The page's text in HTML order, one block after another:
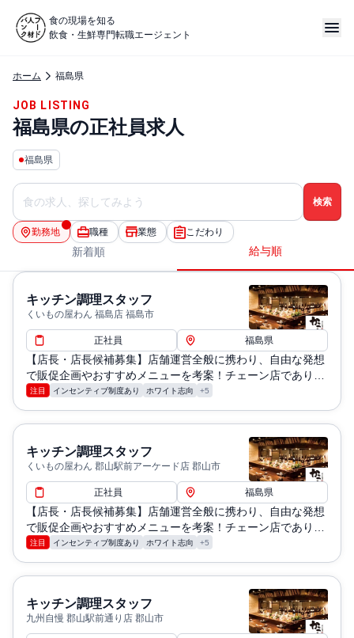
食の現場を知る
飲食・生鮮専門転職エージェント
ホーム 福島県
JOB LISTING
福島県の正社員求人
福島県
勤務地 職種 業態 こだわり
新着順 給与順
キッチン調理スタッフ
くいもの屋わん 福島店 福島市
正社員 福島県
【店長・店長候補募集】店舗運営全般に携わり、自由な発想
で販促企画やおすすめメニューを考案！チェーン店でありな
がら個性を活かせるチャンスです。
注目 インセンティブ制度あり ホワイト志向 +5
キッチン調理スタッフ
くいもの屋わん 郡山駅前アーケード店 郡山市
正社員 福島県
【店長・店長候補募集】店舗運営全般に携わり、自由な発想
で販促企画やおすすめメニューを考案！チェーン店でありな
がら個性を活かせるチャンスです。
注目 インセンティブ制度あり ホワイト志向 +5
キッチン調理スタッフ
九州自慢 郡山駅前通り店 郡山市